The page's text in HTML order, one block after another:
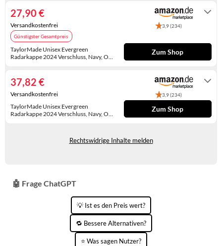
KINDERSCHUHE
LAUFSCHUHE
OUTDOOR-SCHUHE
PUMPS
SANDALEN
STIEFELETTEN
TREKKINGSANDALEN
WINTERSCHUHE
STRANDTASCHEN
TASCHEN-ZUBEHÖR
TaylorMade Unisex Evergreen
Radarkappe 2024 Verschluss, Navy, One
3,9 (234)
Günstigster Gesamtpreis
27,90 €
Versandkostenfrei
Zum Shop
TaylorMade Unisex Evergreen
Radarkappe 2024 Verschluss, Navy, One
3,9 (234)
37,82 €
Versandkostenfrei
Zum Shop
Rechtswidrige Inhalte melden
🤖 Frage ChatGPT
💡 Ist es den Preis wert?
🔁 Bessere Alternativen?
⭐ Was sagen Nutzer?